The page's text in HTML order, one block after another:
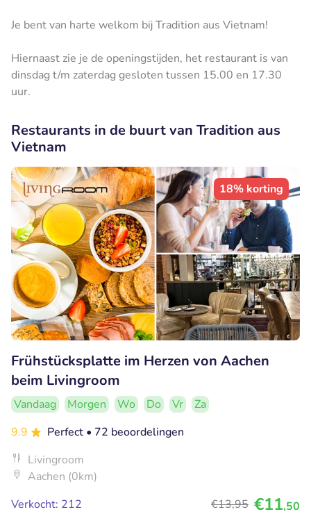
Je bent van harte welkom bij Tradition aus Vietnam!
Hiernaast zie je de openingstijden, het restaurant is van
dinsdag t/m zaterdag gesloten tussen 15.00 en 17.30
uur.
Restaurants in de buurt van Tradition aus
Vietnam
18% korting
Frühstücksplatte im Herzen von Aachen
beim Livingroom
Vandaag Morgen Wo Do Vr
Za
9.9
Perfect • 72 beoordelingen
Livingroom
Aachen (0km)
Verkocht: 212
€13,95 €11,50